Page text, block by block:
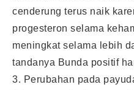
cenderung terus naik
progesteron selama
meningkat selama lebih
tandanya Bunda positif
3. Perubahan pada